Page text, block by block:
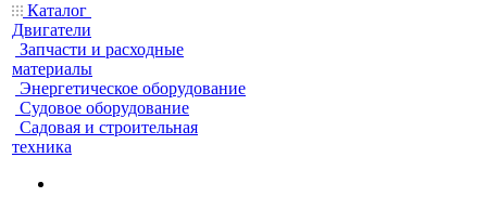
Каталог
Двигатели
Запчасти и расходные
материалы
Энергетическое оборудование
Судовое оборудование
Садовая и строительная
техника